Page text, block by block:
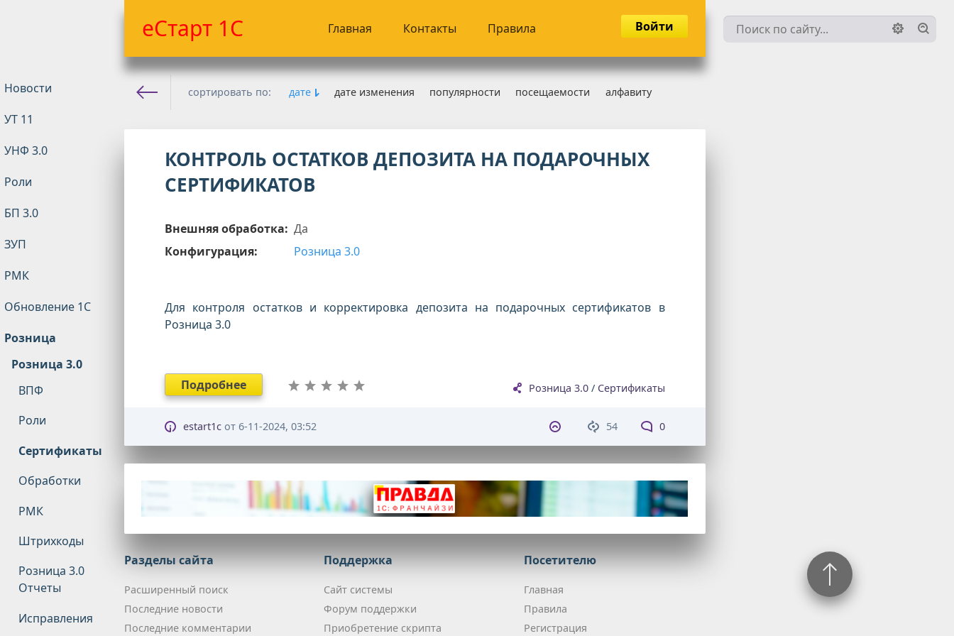
еСтарт 1С Главная Контакты Правила Войти
Новости
УТ 11
УНФ 3.0
Роли
БП 3.0
ЗУП
РМК
Обновление 1С
Розница
Розница 3.0
ВПФ
Роли
Сертификаты
Обработки
РМК
Штрихкоды
Розница 3.0
Отчеты
Исправления
сортировать по: дате дате изменения популярности посещаемости алфавиту
КОНТРОЛЬ ОСТАТКОВ ДЕПОЗИТА НА ПОДАРОЧНЫХ
СЕРТИФИКАТОВ
Внешняя обработка: Да
Конфигурация:
Розница 3.0
Для контроля остатков и корректировка депозита на подарочных сертификатов в
Розница 3.0
Розница 3.0/ Сертификаты
Подробнее
54 0
estart1cот 6-11-2024, 03:52
Разделы сайта
Расширенный поиск
Последние новости
Последние комментарии
Поддержка
Сайт системы
Форум поддержки
Приобретение скрипта
Посетителю
Главная
Правила
Регистрация